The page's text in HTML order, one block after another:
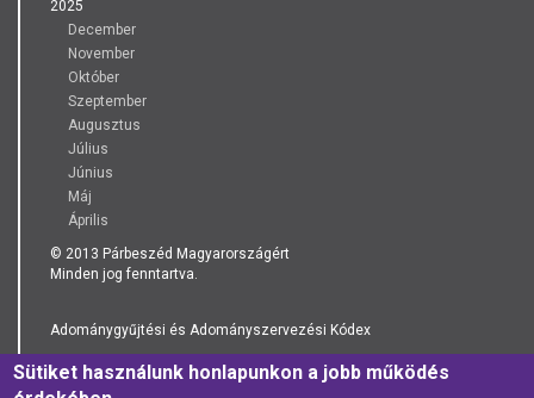
2025
December
November
Október
Szeptember
Augusztus
Július
Június
Máj
Április
© 2013 Párbeszéd Magyarországért
Minden jog fenntartva.
Adománygyűjtési és Adományszervezési Kódex
Sütiket használunk honlapunkon a jobb működés